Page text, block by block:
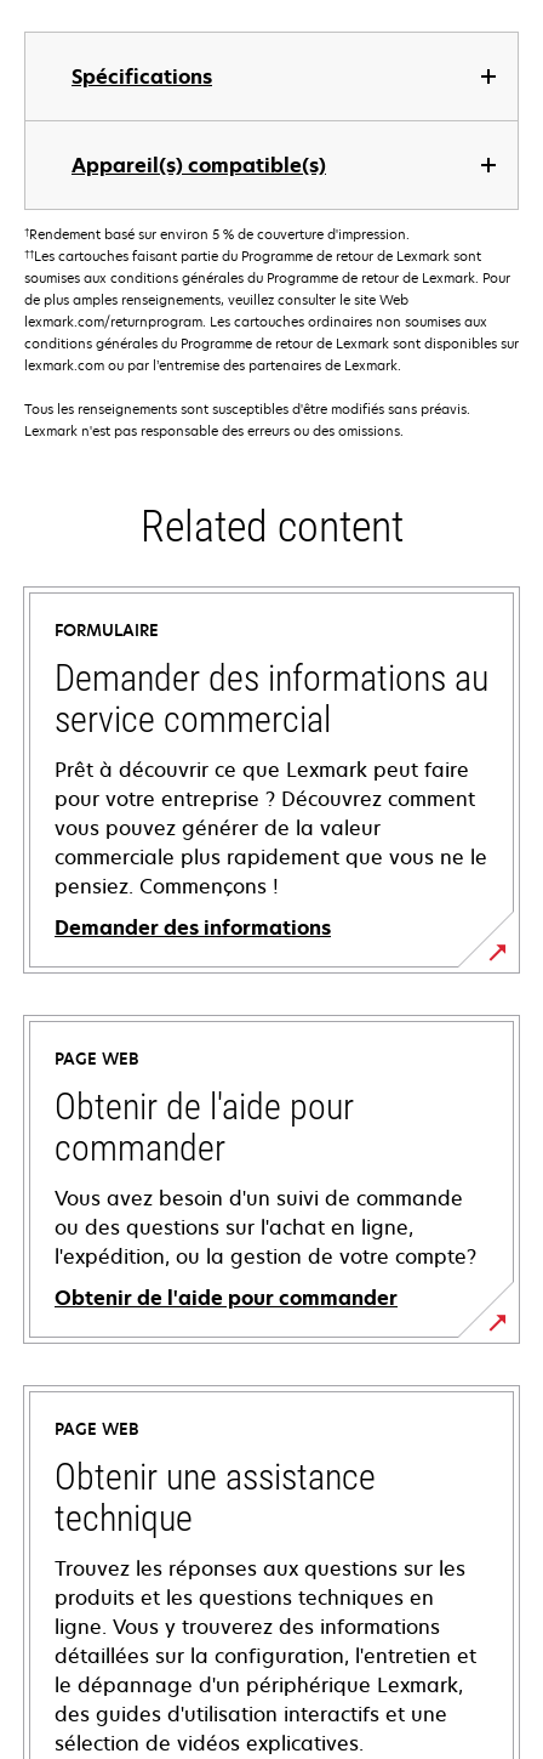
Spécifications
Appareil(s) compatible(s)
†Rendement basé sur environ 5 % de couverture d'impression.
††Les cartouches faisant partie du Programme de retour de Lexmark sont
soumises aux conditions générales du Programme de retour de Lexmark. Pour
de plus amples renseignements, veuillez consulter le site Web
lexmark.com/returnprogram. Les cartouches ordinaires non soumises aux
conditions générales du Programme de retour de Lexmark sont disponibles sur
lexmark.com ou par l’entremise des partenaires de Lexmark.
Tous les renseignements sont susceptibles d'être modifiés sans préavis.
Lexmark n'est pas responsable des erreurs ou des omissions.
Related content
FORMULAIRE
Demander des informations au
service commercial
Prêt à découvrir ce que Lexmark peut faire
pour votre entreprise ? Découvrez comment
vous pouvez générer de la valeur
commerciale plus rapidement que vous ne le
pensiez. Commençons !
Demander des informations
PAGE WEB
Obtenir de l'aide pour
commander
Vous avez besoin d'un suivi de commande
ou des questions sur l'achat en ligne,
l'expédition, ou la gestion de votre compte?
Obtenir de l'aide pour commander
PAGE WEB
Obtenir une assistance
technique
Trouvez les réponses aux questions sur les
produits et les questions techniques en
ligne. Vous y trouverez des informations
détaillées sur la configuration, l'entretien et
le dépannage d'un périphérique Lexmark,
des guides d'utilisation interactifs et une
sélection de vidéos explicatives.